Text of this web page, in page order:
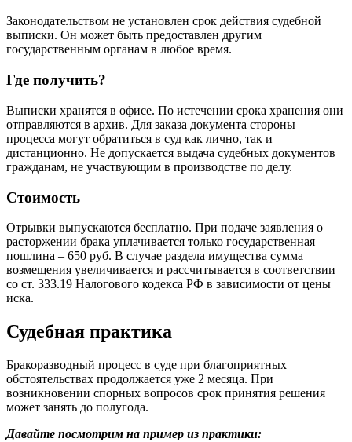
Законодательством не установлен срок действия судебной
выписки. Он может быть предоставлен другим
государственным органам в любое время.
Где получить?
Выписки хранятся в офисе. По истечении срока хранения они
отправляются в архив. Для заказа документа стороны
процесса могут обратиться в суд как лично, так и
дистанционно. Не допускается выдача судебных документов
гражданам, не участвующим в производстве по делу.
Стоимость
Отрывки выпускаются бесплатно. При подаче заявления о
расторжении брака уплачивается только государственная
пошлина – 650 руб. В случае раздела имущества сумма
возмещения увеличивается и рассчитывается в соответствии
со ст. 333.19 Налогового кодекса РФ в зависимости от цены
иска.
Судебная практика
Бракоразводный процесс в суде при благоприятных
обстоятельствах продолжается уже 2 месяца. При
возникновении спорных вопросов срок принятия решения
может занять до полугода.
Давайте посмотрим на пример из практики: